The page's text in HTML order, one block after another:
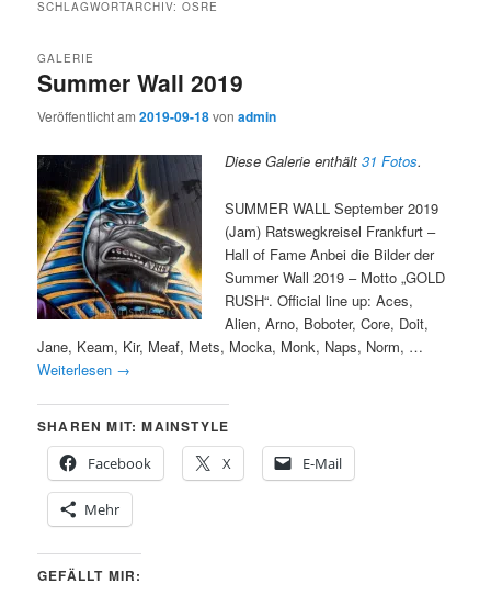
SCHLAGWORTARCHIV:OSRE
Summer Wall 2019
GALERIE
Veröffentlicht am2019-09-18vonadmin
Diese Galerie enthält31 Fotos.
SUMMER WALL September 2019
(Jam) Ratswegkreisel Frankfurt –
Hall of Fame Anbei die Bilder der
Summer Wall 2019 – Motto „GOLD
RUSH“. Official line up: Aces,
Alien, Arno, Boboter, Core, Doit,
Jane, Keam, Kir, Meaf, Mets, Mocka, Monk, Naps, Norm, …
Weiterlesen →
SHAREN MIT: MAINSTYLE
Facebook
X E-Mail
Mehr
GEFÄLLT MIR: